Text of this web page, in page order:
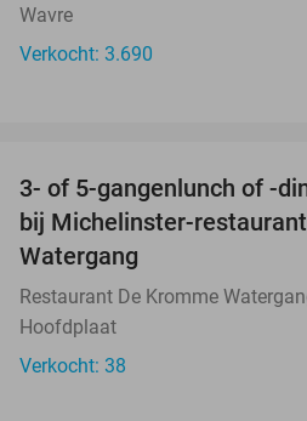
Wavre
Verkocht: 3.690
3- of 5-gangenlunch of -
bij Michelinster-
Watergang
Restaurant De Kromme
Hoofdplaat
Verkocht: 38